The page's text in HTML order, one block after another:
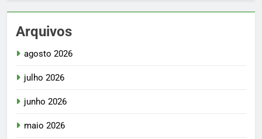
Arquivos
agosto 2026
julho 2026
junho 2026
maio 2026